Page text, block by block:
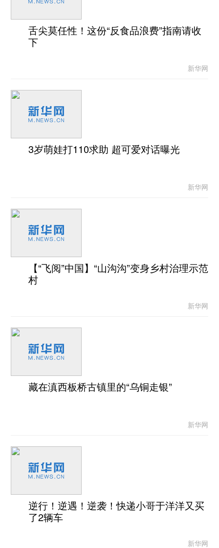
舌尖莫任性！这份“反食品浪费”指南请收
下
新华网
3岁萌娃打110求助 超可爱对话曝光
新华网
【“飞阅”中国】“山沟沟”变身乡村治理示范
村
新华网
藏在滇西板桥古镇里的“乌铜走银”
新华网
逆行！逆遇！逆袭！快递小哥于洋洋又买
了2辆车
新华网